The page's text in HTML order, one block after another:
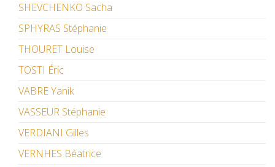
SHEVCHENKO Sacha
SPHYRAS Stéphanie
THOURET Louise
TOSTI Éric
VABRE Yanik
VASSEUR Stéphanie
VERDIANI Gilles
VERNHES Béatrice